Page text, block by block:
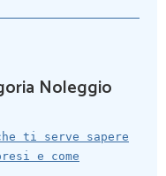
Noleggio
ti serve sapere
e come